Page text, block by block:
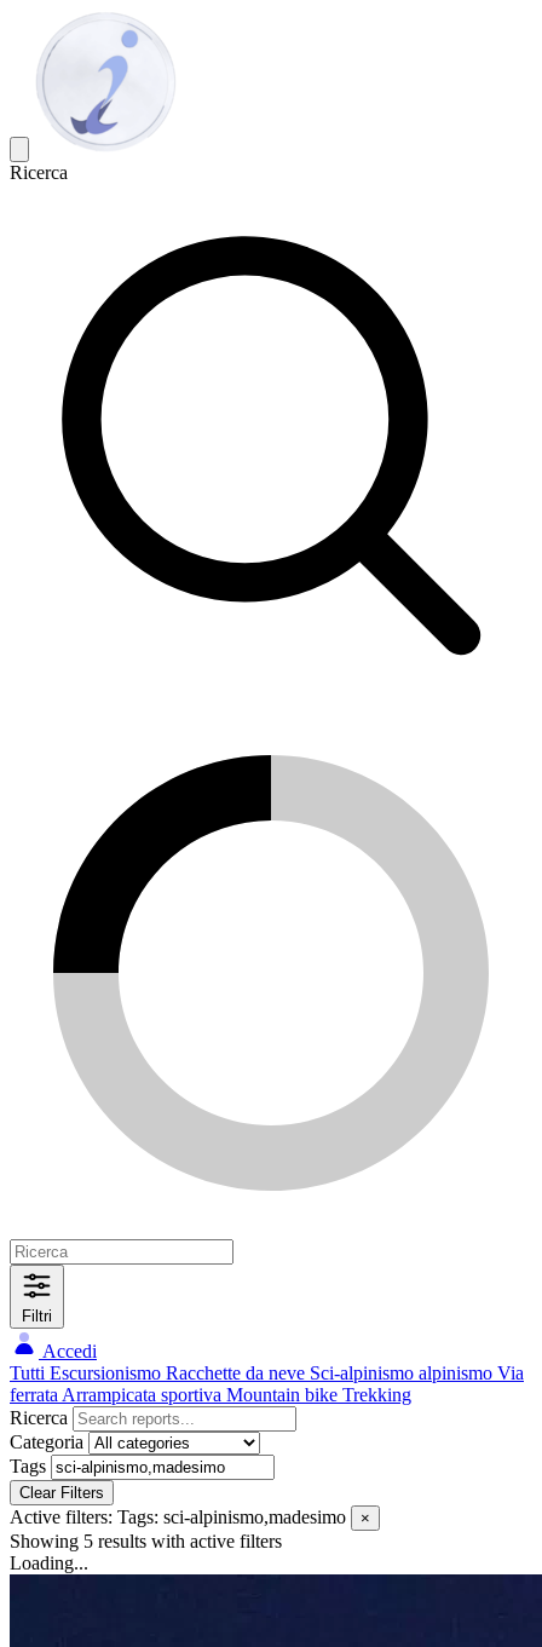
Ricerca
Filtri
Accedi
Tutti Escursionismo Racchette da neve Sci-alpinismo alpinismo Via
ferrata Arrampicata sportiva Mountain bike Trekking
Ricerca
Categoria
Tags
Clear Filters
Active filters: Tags: sci-alpinismo,madesimo ×
Showing 5 results with active filters
Loading...